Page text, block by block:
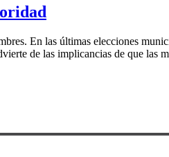
En las últimas elecciones
de las implicancias de que las